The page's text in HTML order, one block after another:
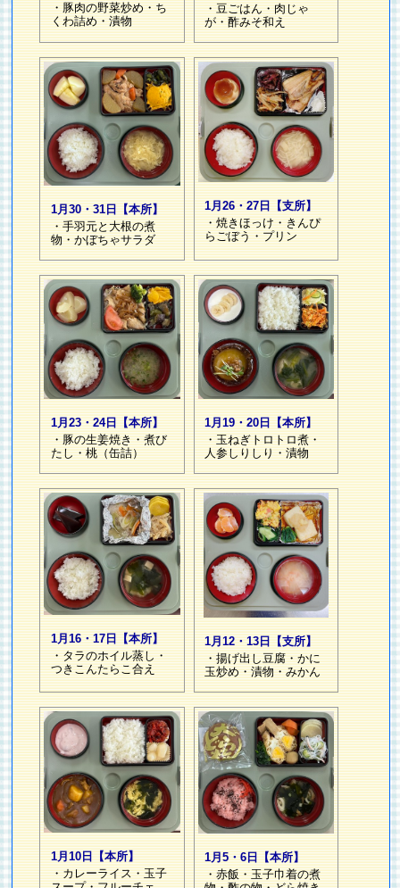
・豚肉の野菜炒め・ち
くわ詰め・漬物
・豆ごはん・肉じゃ
が・酢みそ和え
1月30・31日【本所】
・手羽元と大根の煮
物・かぼちゃサラダ
1月26・27日【支所】
・焼きほっけ・きんぴ
らごぼう・プリン
1月23・24日【本所】
・豚の生姜焼き・煮び
たし・桃（缶詰）
1月19・20日【本所】
・玉ねぎトロトロ煮・
人参しりしり・漬物
1月16・17日【本所】
・タラのホイル蒸し・
つきこんたらこ合え
1月12・13日【支所】
・揚げ出し豆腐・かに
玉炒め・漬物・みかん
1月10日【本所】
・カレーライス・玉子
1月5・6日【本所】
・赤飯・玉子巾着の煮